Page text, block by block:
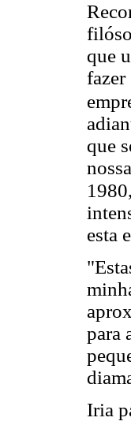
que
fazer
que
esta
para
Iria